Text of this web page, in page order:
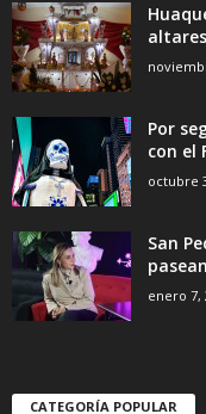
Por
con el
octubre
San
enero 7,
CATEGORÍA POPULAR